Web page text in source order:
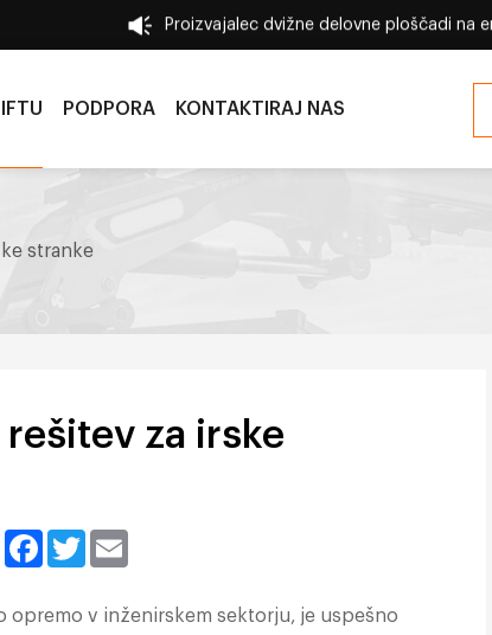
Proizvajalec dvižne delovne ploščadi na
PODPORA KONTAKTIRAJ NAS
stranke
za irske
LinkedInFacebook
Twitter
opremo v inženirskem sektorju, je uspešno